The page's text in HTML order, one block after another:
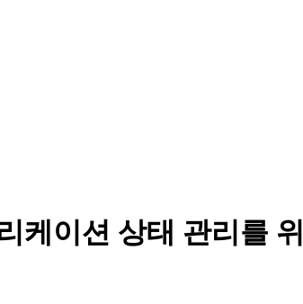
케이션 상태 관리를